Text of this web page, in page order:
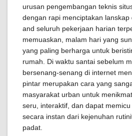
urusan pengembangan teknis
dengan rapi menciptakan
and seluruh pekerjaan harian
memuaskan, malam hari yang
yang paling berharga untuk
rumah. Di waktu santai sebelum
bersenang-senang di internet
pintar merupakan cara yang
masyarakat urban untuk
seru, interaktif, dan dapat
secara instan dari kejenuhan
padat.